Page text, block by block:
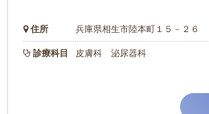
住所 兵庫県相生市陸本町１５－２６
診療科目 皮膚科 泌尿器科